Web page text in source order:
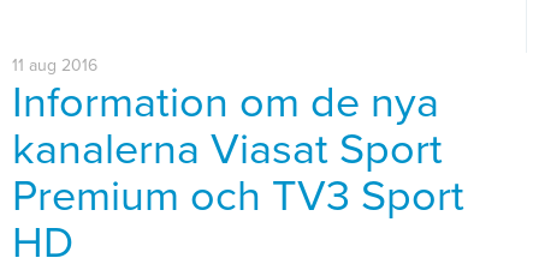
11 aug 2016
Information om de nya
kanalerna Viasat Sport
Premium och TV3 Sport
HD